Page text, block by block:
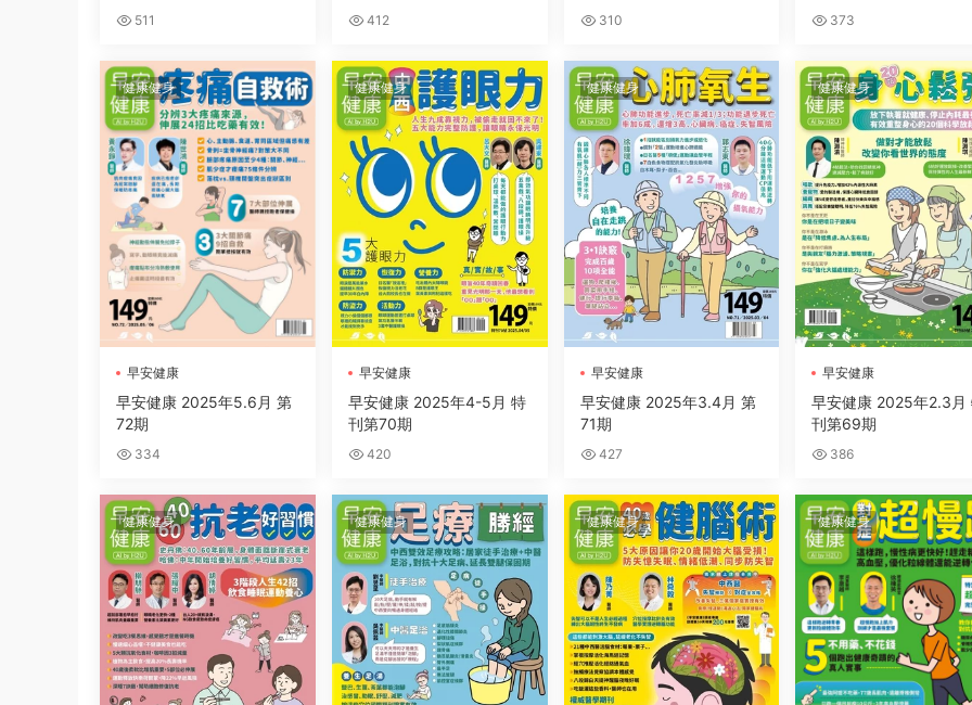
511 412 310 373
健康健身
早安健康
早安健康 2025年5.6月 第
72期
334
健康健身
早安健康
早安健康 2025年4-5月 特
刊第70期
420
健康健身
早安健康
早安健康 2025年3.4月 第
71期
427
健康健身
早安健康
早安健康 2025年2.3月
刊第69期
386
健康健身 健康健身 健康健身 健康健身